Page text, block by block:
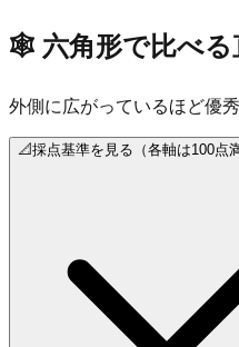
🕸️ 六角形で比べる
外側に広がっているほど優
📐採点基準を見る（各軸は100点